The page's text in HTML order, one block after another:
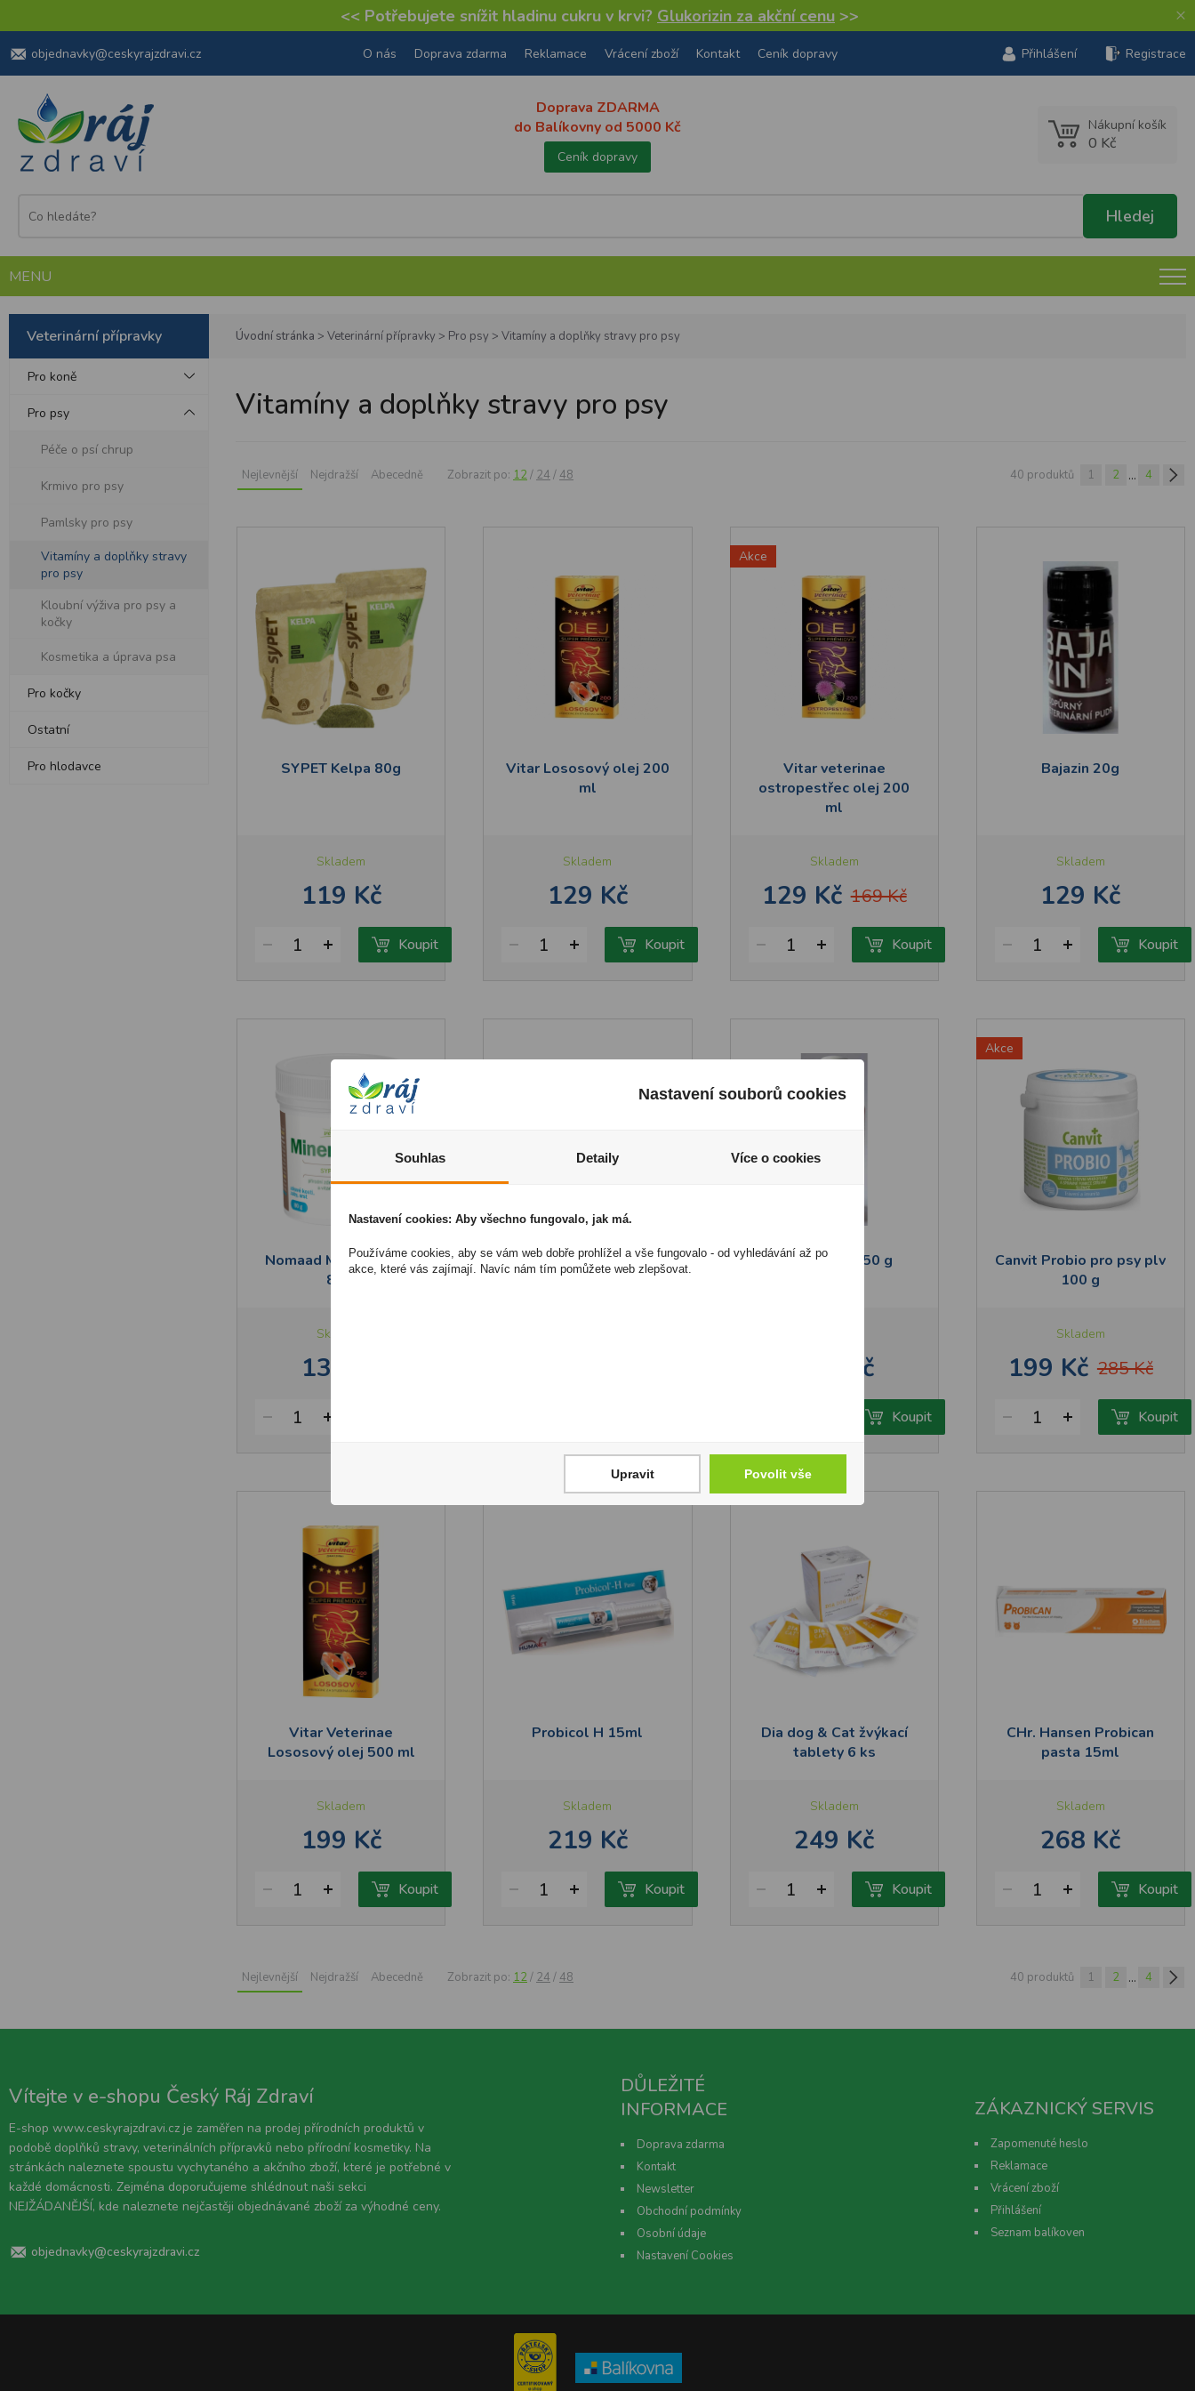
<< Potřebujete snížit hladinu cukru v krvi? Glukorizin za akční cenu >> ×
objednavky@ceskyrajzdravi.cz O nás Doprava zdarma Reklamace Vrácení zboží Kontakt Ceník dopravy Přihlášení Registrace
Doprava ZDARMA
do Balíkovny od 5000 Kč
Ceník dopravy
Nákupní košík
0 Kč
MENU
Veterinární přípravky
Pro koně
Pro psy
Péče o psí chrup
Krmivo pro psy
Pamlsky pro psy
Vitamíny a doplňky stravy
pro psy
Kloubní výživa pro psy a
kočky
Kosmetika a úprava psa
Pro kočky
Ostatní
Pro hlodavce
Úvodní stránka > Veterinární přípravky > Pro psy > Vitamíny a doplňky stravy pro psy
Vitamíny a doplňky stravy pro psy
Nejlevnější Nejdražší Abecedně Zobrazit po: 12/ 24 / 48 40 produktů 1 2 ... 4
SYPET Kelpa 80g
Skladem
119 Kč
1 Koupit
Vitar Lososový olej 200
ml
Skladem
129 Kč
1 Koupit
Akce
Vitar veterinae
ostropestřec olej 200
ml
Skladem
129 Kč 169 Kč
1 Koupit
Bajazin 20g
Skladem
129 Kč
1 Koupit
Nomaad Mineral Forte
80 g
Skladem
139 Kč
1
Vitar veterinae konopný
olej 200 ml
Bajazin Pudr 50 g
195 Kč
Koupit
Akce
Canvit Probio pro psy plv
100 g
Skladem
199 Kč 285 Kč
1 Koupit
Vitar Veterinae
Lososový olej 500 ml
Skladem
199 Kč
1 Koupit
Probicol H 15ml
Skladem
219 Kč
1 Koupit
Dia dog & Cat žvýkací
tablety 6 ks
Skladem
249 Kč
1 Koupit
CHr. Hansen Probican
pasta 15ml
Skladem
268 Kč
1 Koupit
Nejlevnější Nejdražší Abecedně Zobrazit po: 12/ 24 / 48 40 produktů 1 2 ... 4
Vítejte v e-shopu Český Ráj Zdraví
E-shop www.ceskyrajzdravi.cz je zaměřen na prodej přírodních produktů v
podobě doplňků stravy, veterinálních přípravků nebo přírodní kosmetiky. Na
stránkách naleznete spoustu vychytaného a akčního zboží, které je potřebné v
každé domácnosti. Zejména doporučujeme shlédnout naši sekci
NEJŽÁDANĚJŠÍ, kde naleznete nejčastěji objednávané zboží za výhodné ceny.
objednavky@ceskyrajzdravi.cz
DŮLEŽITÉ
INFORMACE
Doprava zdarma
Kontakt
Newsletter
Obchodní podmínky
Osobní údaje
Nastavení Cookies
ZÁKAZNICKÝ SERVIS
Zapomenuté heslo
Reklamace
Vrácení zboží
Přihlášení
Seznam balíkoven
Nastavení souborů cookies
Souhlas Detaily Více o cookies
Nastavení cookies: Aby všechno fungovalo, jak má.
Používáme cookies, aby se vám web dobře prohlížel a vše fungovalo - od vyhledávání až po
akce, které vás zajímají. Navíc nám tím pomůžete web zlepšovat.
Upravit Povolit vše